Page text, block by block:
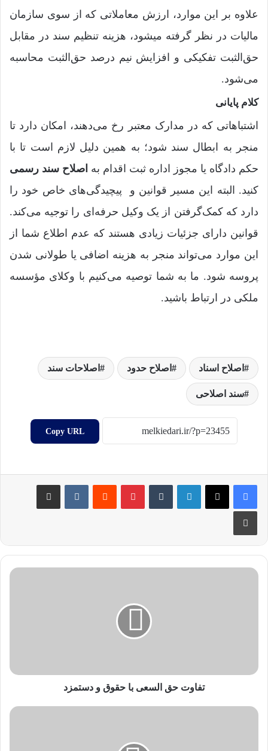
علاوه بر این موارد، ارزش معاملاتی که از سوی سازمان
مالیات در نظر گرفته می­شود، هزینه تنظیم سند در مقابل
حق‌الثبت ‌تفکیکی و افزایش نیم درصد حق‌الثبت محاسبه
می‌شود.
کلام پایانی
اشتباهاتی که در مدارک معتبر رخ می‌دهند، امکان دارد تا
منجر به ابطال سند شود‌؛ به همین دلیل لازم است تا با
حکم دادگاه یا مجوز اداره ثبت اقدام به اصلاح سند رسمی
کنید. البته این مسیر قوانین و پیچیدگی‌های خاص خود را
دارد که کمک‌گرفتن از یک وکیل حرفه‌ای را توجیه می‌کند.
قوانین دارای جزئیات زیادی هستند که عدم اطلاع شما از
این موارد می‌تواند منجر به هزینه اضافی یا طولانی شدن
پروسه شود. ما به شما توصیه می‌کنیم با وکلای مؤسسه
ملکی در ارتباط باشید.
اصلاح اسناد اصلاح حدود اصلاحات سند
سند اصلاحی
Copy URL
تفاوت حق السعی با حقوق و دستمزد